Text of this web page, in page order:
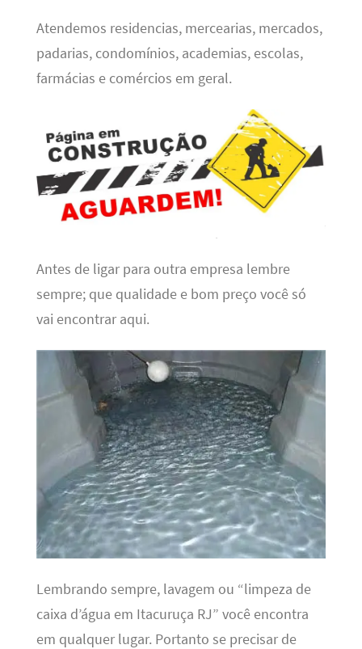
Atendemos residencias, mercearias, mercados,
padarias, condomínios, academias, escolas,
farmácias e comércios em geral.
Antes de ligar para outra empresa lembre
sempre; que qualidade e bom preço você só
vai encontrar aqui.
Lembrando sempre, lavagem ou “limpeza de
caixa d’água em Itacuruça RJ” você encontra
em qualquer lugar. Portanto se precisar de